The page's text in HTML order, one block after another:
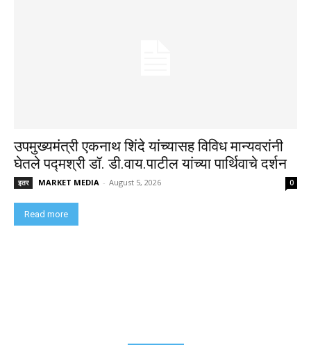
उपमुख्यमंत्री एकनाथ शिंदे यांच्यासह विविध मान्यवरांनी
घेतले पद्मश्री डॉ. डी.वाय.पाटील यांच्या पार्थिवाचे दर्शन
इतर MARKET MEDIA - August 5, 2026 0
Read more